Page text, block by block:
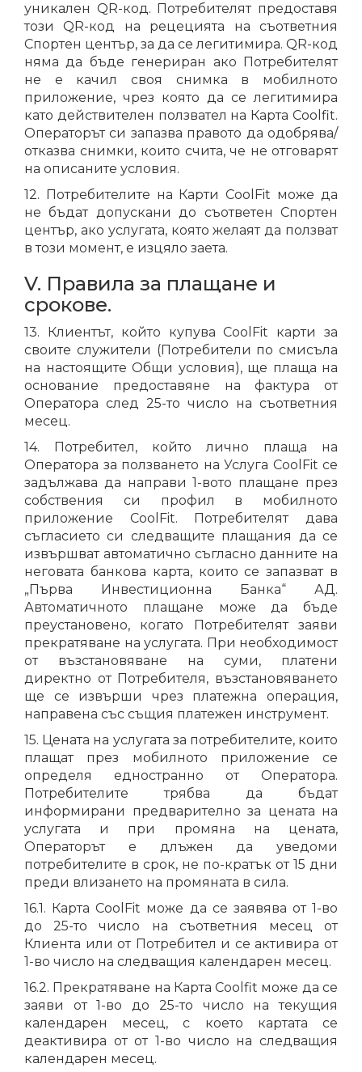
уникален QR-код. Потребителят предоставя
този QR-код на рецецията на съответния
Спортен център, за да се легитимира. QR-код
няма да бъде генериран ако Потребителят
не е качил своя снимка в мобилното
приложение, чрез която да се легитимира
като действителен ползвател на Карта Coolfit.
Операторът си запазва правото да одобрява/
отказва снимки, които счита, че не отговарят
на описаните условия.
12. Потребителите на Карти CoolFit може да
не бъдат допускани до съответен Спортен
център, ако услугата, която желаят да ползват
в този момент, е изцяло заета.
V. Правила за плащане и
срокове.
13. Клиентът, който купува CoolFit карти за
своите служители (Потребители по смисъла
на настоящите Общи условия), ще плаща на
основание предоставяне на фактура от
Оператора след 25-то число на съответния
месец.
14. Потребител, който лично плаща на
Оператора за ползването на Услуга CoolFit се
задължава да направи 1-вото плащане през
собствения си профил в мобилното
приложение CoolFit. Потребителят дава
съгласието си следващите плащания да се
извършват автоматично съгласно данните на
неговата банкова карта, които се запазват в
„Първа Инвестиционна Банка“ АД.
Автоматичното плащане може да бъде
преустановено, когато Потребителят заяви
прекратяване на услугата. При необходимост
от възстановяване на суми, платени
директно от Потребителя, възстановяването
ще се извърши чрез платежна операция,
направена със същия платежен инструмент.
15. Цената на услугата за потребителите, които
плащат през мобилното приложение се
определя едностранно от Оператора.
Потребителите трябва да бъдат
информирани предварително за цената на
услугата и при промяна на цената,
Операторът е длъжен да уведоми
потребителите в срок, не по-кратък от 15 дни
преди влизането на промяната в сила.
16.1. Карта CoolFit може да се заявява от 1-во
до 25-то число на съответния месец от
Клиента или от Потребител и се активира от
1-во число на следващия календарен месец.
16.2. Прекратяване на Карта Coolfit може да се
заяви от 1-во до 25-то число на текущия
календарен месец, с което картата се
деактивира от от 1-во число на следващия
календарен месец.